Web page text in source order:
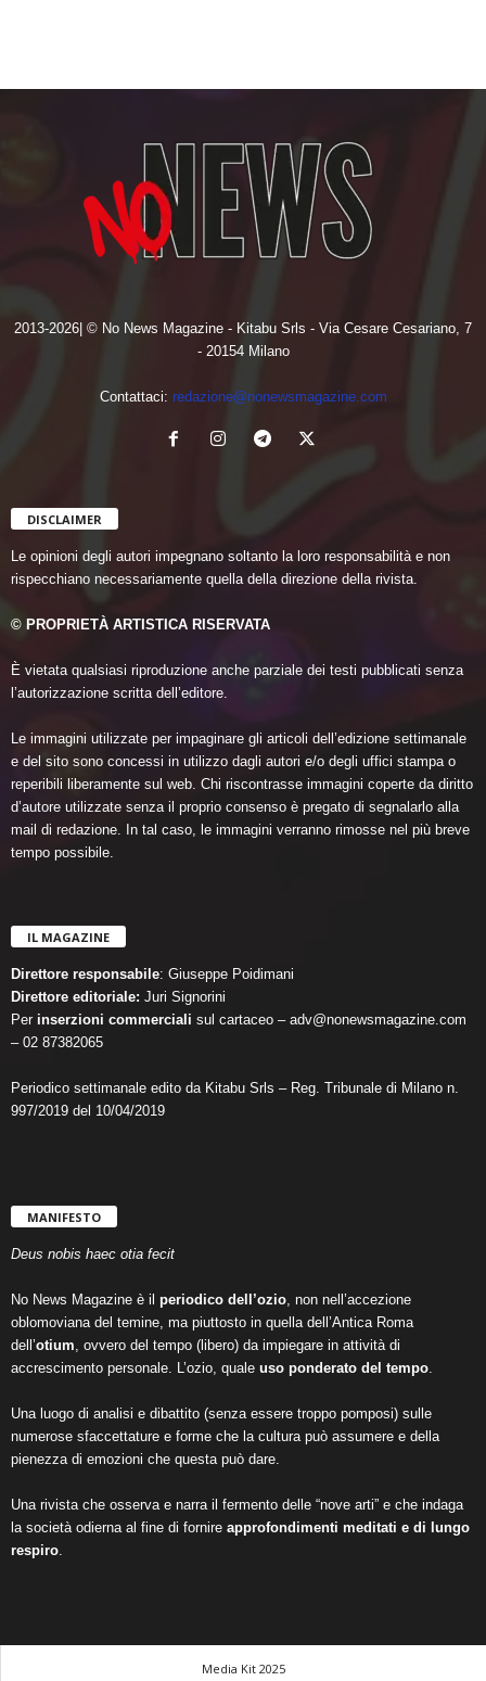
2013-2026| © No News Magazine - Kitabu Srls - Via Cesare Cesariano, 7
- 20154 Milano
Contattaci: redazione@nonewsmagazine.com
DISCLAIMER
Le opinioni degli autori impegnano soltanto la loro responsabilità e non
rispecchiano necessariamente quella della direzione della rivista.
© PROPRIETÀ ARTISTICA RISERVATA
È vietata qualsiasi riproduzione anche parziale dei testi pubblicati senza
l’autorizzazione scritta dell’editore.
Le immagini utilizzate per impaginare gli articoli dell’edizione settimanale
e del sito sono concessi in utilizzo dagli autori e/o degli uffici stampa o
reperibili liberamente sul web. Chi riscontrasse immagini coperte da diritto
d’autore utilizzate senza il proprio consenso è pregato di segnalarlo alla
mail di redazione. In tal caso, le immagini verranno rimosse nel più breve
tempo possibile.
IL MAGAZINE
Direttore responsabile: Giuseppe Poidimani
Direttore editoriale: Juri Signorini
Per inserzioni commerciali sul cartaceo – adv@nonewsmagazine.com
– 02 87382065
Periodico settimanale edito da Kitabu Srls – Reg. Tribunale di Milano n.
997/2019 del 10/04/2019
MANIFESTO
Deus nobis haec otia fecit
No News Magazine è il periodico dell’ozio , non nell’accezione
oblomoviana del temine, ma piuttosto in quella dell’Antica Roma
dell’otium , ovvero del tempo (libero) da impiegare in attività di
accrescimento personale. L’ozio, quale uso ponderato del tempo
Una luogo di analisi e dibattito (senza essere troppo pomposi) sulle
numerose sfaccettature e forme che la cultura può assumere e della
pienezza di emozioni che questa può dare.
Una rivista che osserva e narra il fermento delle “nove arti” e che indaga
la società odierna al fine di fornire approfondimenti meditati e di lungo
respiro
Media Kit 2025